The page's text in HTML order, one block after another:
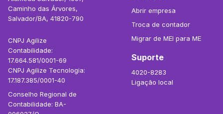
Caminho das Árvores,
Salvador/BA, 41820-790
CNPJ Agilize
Contabilidade:
17.664.581/0001-69
CNPJ Agilize Tecnologia:
17.187.385/0001-40
Conselho Regional de
Contabilidade: BA-
Abrir empresa
Troca de contador
Migrar de MEI para ME
Suporte
4020-8283
Ligação local